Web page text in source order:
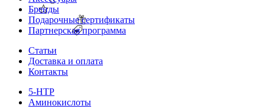
Бренды
Подарочные сертификаты
Партнерская программа
Статьи
Доставка и оплата
Контакты
5-HTP
Аминокислоты